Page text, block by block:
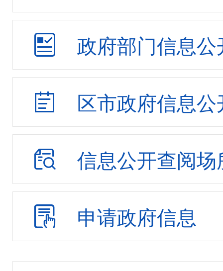
财政信息
行政权力
公共企事业单位
组织管理
工作交流
政府部门信息公
区市政府信息公
信息公开查阅场
申请政府信息